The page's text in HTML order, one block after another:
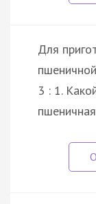
Для
3 : 1.